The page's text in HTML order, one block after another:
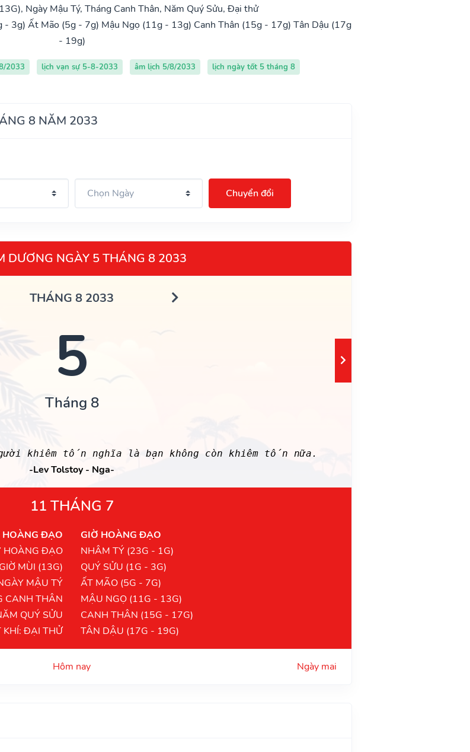
Ngày Mậu Tý, Tháng Canh Thân, Năm Quý Sửu, Đại thử
- 3g) Ất Mão (5g - 7g) Mậu Ngọ (11g - 13g) Canh Thân (15g - 17g) Tân Dậu (17g
- 19g)
2033 lịch vạn sự 5-8-2033 âm lịch 5/8/2033 lịch ngày tốt 5 tháng 8
8 NĂM 2033
Chuyển đổi
DƯƠNG NGÀY 5 THÁNG 8 2033
THÁNG 8 2033
5
Tháng 8
khiêm tốn nghĩa là bạn không còn khiêm tốn nữa.
-Lev Tolstoy - Nga-
11 THÁNG 7
HOÀNG ĐẠO
HOÀNG ĐẠO
GIỜ MÙI (13G)
MẬU TÝ
CANH THÂN
QUÝ SỬU
KHÍ: ĐẠI THỬ
GIỜ HOÀNG ĐẠO
NHÂM TÝ (23G - 1G)
QUÝ SỬU (1G - 3G)
ẤT MÃO (5G - 7G)
MẬU NGỌ (11G - 13G)
CANH THÂN (15G - 17G)
TÂN DẬU (17G - 19G)
Hôm nay Ngày mai